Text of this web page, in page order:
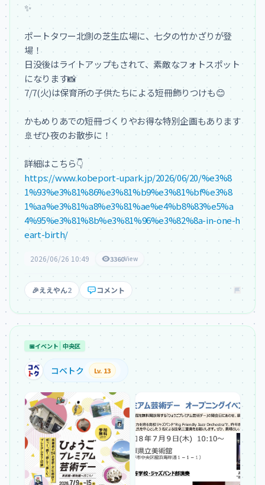
✨
ポートタワー北側の芝生広場に、七夕の竹かざりが登
場！
日没後はライトアップもされて、素敵なフォトスポット
になります📸
7/7(火)は保育所の子供たちによる短冊飾りつけも😊
かもめりあでの短冊づくりやお得な特別企画もあります
🚢ぜひ夜のお散歩に！
https://www.kobeport-upark.jp/2026/06/20/%e3%8
1%93%e3%81%86%e3%81%b9%e3%81%bf%e3%8
1%aa%e3%81%a8%e3%81%ae%e4%b8%83%e5%a
4%95%e3%81%8b%e3%81%96%e3%82%8a-in-one-h
eart-birth/
2026/06/26 10:49 3360View
🎉ええやん2 コメント
📅イベント 中央区
コベトク Lv. 13